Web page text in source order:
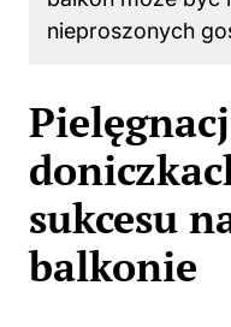
nieproszonych
sukcesu
balkonie